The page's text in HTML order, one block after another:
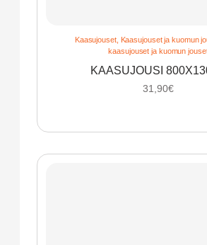
Kaasujouset, Kaasujouset ja kuomun
kaasujouset ja kuomun
KAASUJOUSI
31,90€